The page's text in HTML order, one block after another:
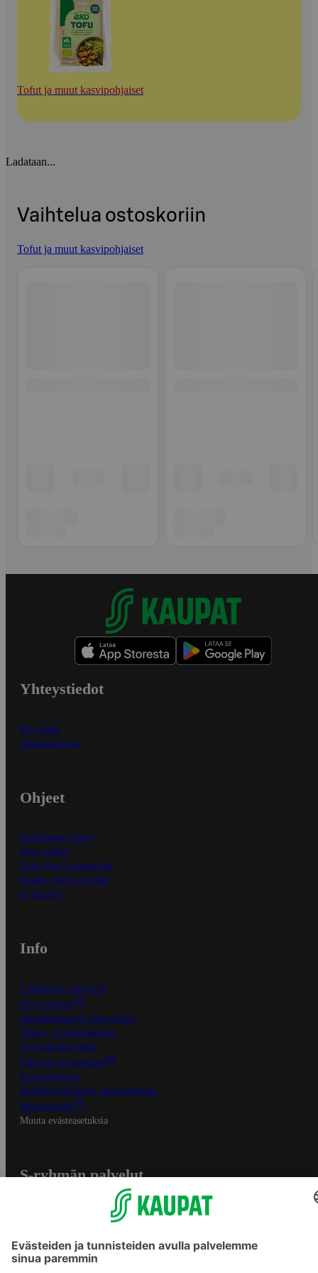
Tofut ja muut kasvipohjaiset
Ladataan...
Vaihtelua ostoskoriin
Tofut ja muut kasvipohjaiset
Yhteystiedot
Myymälät
Asiakaspalvelu
Ohjeet
Ensitilaajan ohjeet
Näin maksat
Näin tilaat ja muokkaat
Kaikki ohjeet ja vinkit
In English
Info
S-Business yrityksille
Oiva-raportit
Osuuskauppojen yhteystiedot
Tilaus- ja toimitusehdot
Tietosuojakäytäntö
Palvelun käyttöehdot
Saavutettavuus
Mobiilisovelluksen saavutettavuus
Mainostajalle
Muuta evästeasetuksia
S-ryhmän palvelut
Yhteishyvä Ruoka -sovellus
S-ostoslista -sovellus